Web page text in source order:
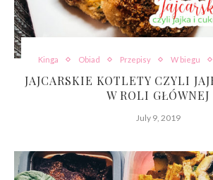
Kinga Obiad Przepisy W biegu
JAJCARSKIE KOTLETY CZYLI
W ROLI GŁÓWNEJ
July 9, 2019